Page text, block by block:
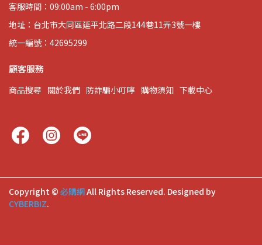
客服時間：09:00am - 6:00pm
地址：台北市大同區延平北路二段144巷11弄3號一樓
統一編號：42695299
顧客服務
商品搜尋 關於我們 防詐騙小叮嚀 購物須知 下載中心
Copyright © 必購網All Rights Reserved. Designed by
CYBERBIZ.